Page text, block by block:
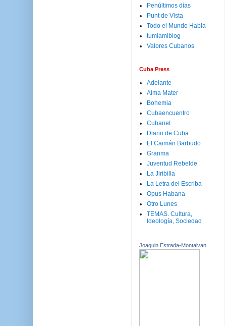
Penúltimos días
Punt de Vista
Todo el Mundo Habla
tumiamiblog
Valores Cubanos
Cuba Press
Adelante
Alma Mater
Bohemia
Cubaencuentro
Cubanet
Diario de Cuba
El Caimán Barbudo
Granma
Juventud Rebelde
La Jiribilla
La Letra del Escriba
Opus Habana
Otro Lunes
TEMAS. Cultura,
Ideología, Sociedad
Joaquin Estrada-Montalvan